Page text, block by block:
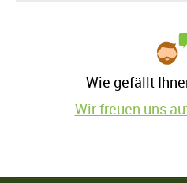
Wie gefällt
Wir freuen uns